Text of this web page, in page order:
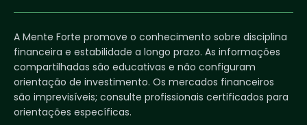
A Mente Forte promove o conhecimento sobre disciplina
financeira e estabilidade a longo prazo. As informações
compartilhadas são educativas e não configuram
orientação de investimento. Os mercados financeiros
são imprevisíveis; consulte profissionais certificados para
orientações específicas.